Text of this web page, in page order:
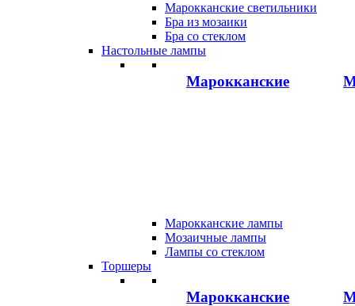
Марокканские светильники
Бра из мозаики
Бра со стеклом
Настольные лампы
Марокканские
Марокканские лампы
Мозаичные лампы
Лампы со стеклом
Торшеры
Марокканские